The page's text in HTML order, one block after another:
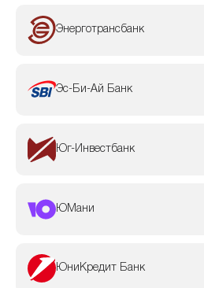
Энерготрансбанк
Эс-Би-Ай Банк
Юг-Инвестбанк
ЮМани
ЮниКредит Банк